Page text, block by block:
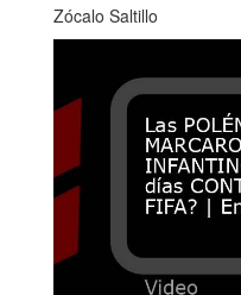
Zócalo Saltillo